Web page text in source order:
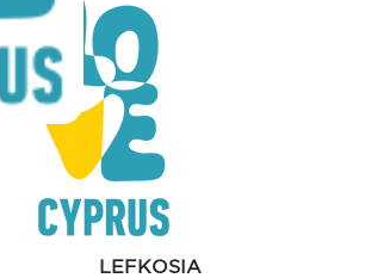
LEFKOSIA